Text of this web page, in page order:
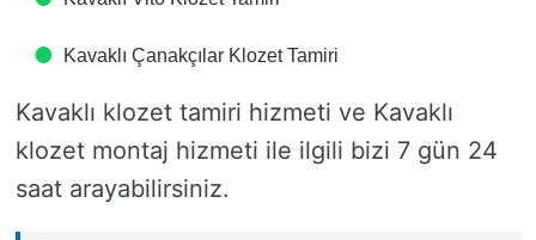
Kavaklı Çanakçılar Klozet Tamiri
Kavaklı klozet tamiri hizmeti ve Kavaklı
klozet montaj hizmeti ile ilgili bizi 7 gün 24
saat arayabilirsiniz.